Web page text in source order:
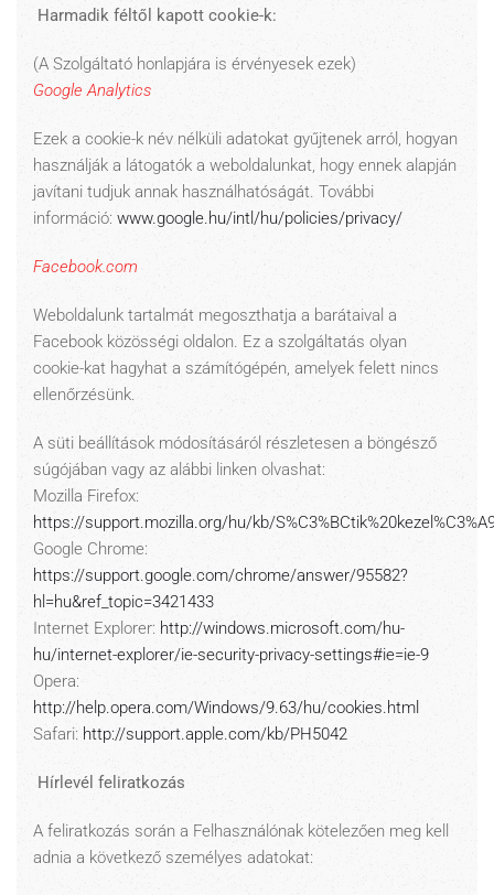
Harmadik féltől kapott cookie-k:
(A Szolgáltató honlapjára is érvényesek ezek)
Google Analytics
Ezek a cookie-k név nélküli adatokat gyűjtenek arról, hogyan
használják a látogatók a weboldalunkat, hogy ennek alapján
javítani tudjuk annak használhatóságát. További
információ: www.google.hu/intl/hu/policies/privacy/
Facebook.com
Weboldalunk tartalmát megoszthatja a barátaival a
Facebook közösségi oldalon. Ez a szolgáltatás olyan
cookie-kat hagyhat a számítógépén, amelyek felett nincs
ellenőrzésünk.
A süti beállítások módosításáról részletesen a böngésző
súgójában vagy az alábbi linken olvashat:
Mozilla Firefox:
https://support.mozilla.org/hu/kb/
Google Chrome:
https://support.google.com/chrome/answer/95582?
hl=hu&ref_topic=3421433
Internet Explorer: http://windows.microsoft.com/hu-
hu/internet-explorer/ie-security-privacy-settings#ie=ie-9
Opera:
http://help.opera.com/Windows/9.63/hu/cookies.html
Safari: http://support.apple.com/kb/PH5042
Hírlevél feliratkozás
A feliratkozás során a Felhasználónak kötelezően meg kell
adnia a következő személyes adatokat: